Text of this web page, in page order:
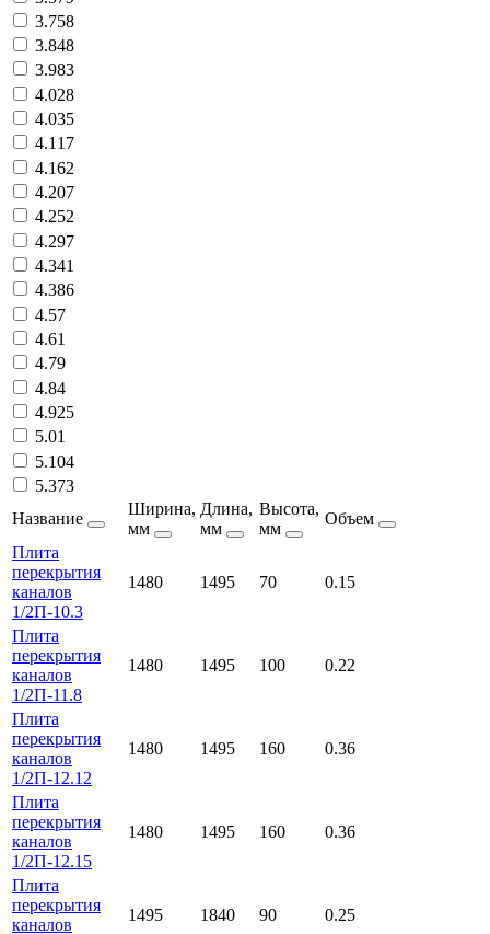
3.758
3.848
3.983
4.028
4.035
4.117
4.162
4.207
4.252
4.297
4.341
4.386
4.57
4.61
4.79
4.84
4.925
5.01
5.104
5.373
Название
Ширина,
мм
Длина,
мм
Высота,
мм
Объем
Плита
перекрытия
каналов
1/2П-10.3
1480 1495 70 0.15
Плита
перекрытия
каналов
1/2П-11.8
1480 1495 100 0.22
Плита
перекрытия
каналов
1/2П-12.12
1480 1495 160 0.36
Плита
перекрытия
каналов
1/2П-12.15
1480 1495 160 0.36
Плита
перекрытия
каналов
1495 1840 90 0.25